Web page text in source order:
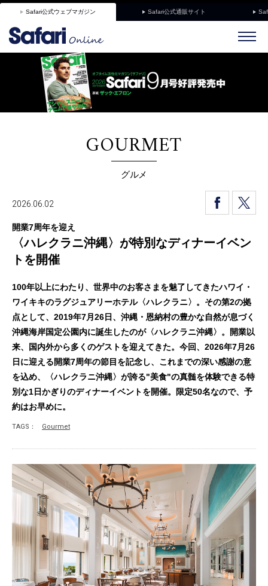
Safari公式ウェブマガジン Safari公式通販サイト
GOURMET
グルメ
2026.06.02
開業7周年を迎え
〈ハレクラニ沖縄〉が特別なディナーイベン
トを開催
100年以上にわたり、世界中のお客さまを魅了してきたハワイ・
ワイキキのラグジュアリーホテル〈ハレクラニ〉。その第2の拠
点として、2019年7月26日、沖縄・恩納村の豊かな自然が息づく
沖縄海岸国定公園内に誕生したのが〈ハレクラニ沖縄〉。開業以
来、国内外から多くのゲストを迎えてきた。今回、2026年7月26
日に迎える開業7周年の節目を記念し、これまでの深い感謝の意
を込め、〈ハレクラニ沖縄〉が誇る"美食"の真髄を体験できる特
別な1日かぎりのディナーイベントを開催。限定50名なので、予
約はお早めに。
TAGS： Gourmet